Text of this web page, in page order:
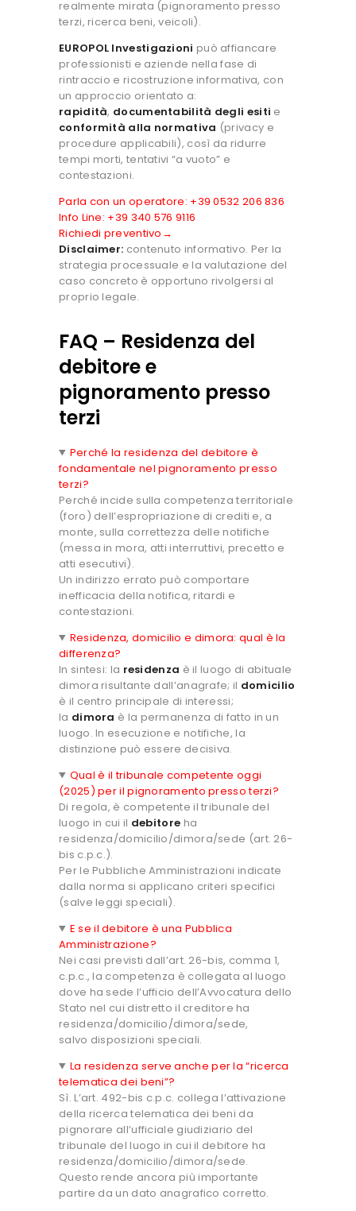
realmente mirata (pignoramento presso
terzi, ricerca beni, veicoli).
EUROPOL Investigazioni può affiancare
professionisti e aziende nella fase di
rintraccio e ricostruzione informativa, con
un approccio orientato a:
rapidità, documentabilità degli esiti e
conformità alla normativa (privacy e
procedure applicabili), così da ridurre
tempi morti, tentativi “a vuoto” e
contestazioni.
Parla con un operatore: +39 0532 206 836
Info Line: +39 340 576 9116
Richiedi preventivo→
Disclaimer: contenuto informativo. Per la
strategia processuale e la valutazione del
caso concreto è opportuno rivolgersi al
proprio legale.
FAQ – Residenza del
debitore e
pignoramento presso
terzi
Perché la residenza del debitore è
fondamentale nel pignoramento presso
terzi?
Perché incide sulla competenza territoriale
(foro) dell’espropriazione di crediti e, a
monte, sulla correttezza delle notifiche
(messa in mora, atti interruttivi, precetto e
atti esecutivi).
Un indirizzo errato può comportare
inefficacia della notifica, ritardi e
contestazioni.
Residenza, domicilio e dimora: qual è la
differenza?
In sintesi: la residenza è il luogo di abituale
dimora risultante dall’anagrafe; il domicilio
è il centro principale di interessi;
la dimora è la permanenza di fatto in un
luogo. In esecuzione e notifiche, la
distinzione può essere decisiva.
Qual è il tribunale competente oggi
(2025) per il pignoramento presso terzi?
Di regola, è competente il tribunale del
luogo in cui il debitore ha
residenza/domicilio/dimora/sede (art. 26-
bis c.p.c.).
Per le Pubbliche Amministrazioni indicate
dalla norma si applicano criteri specifici
(salve leggi speciali).
E se il debitore è una Pubblica
Amministrazione?
Nei casi previsti dall’art. 26-bis, comma 1,
c.p.c., la competenza è collegata al luogo
dove ha sede l’ufficio dell’Avvocatura dello
Stato nel cui distretto il creditore ha
residenza/domicilio/dimora/sede,
salvo disposizioni speciali.
La residenza serve anche per la “ricerca
telematica dei beni”?
Sì. L’art. 492-bis c.p.c. collega l’attivazione
della ricerca telematica dei beni da
pignorare all’ufficiale giudiziario del
tribunale del luogo in cui il debitore ha
residenza/domicilio/dimora/sede.
Questo rende ancora più importante
partire da un dato anagrafico corretto.